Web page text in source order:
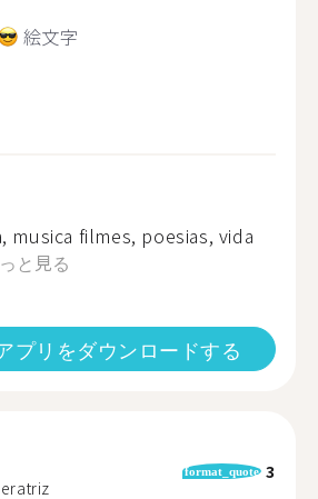
絵文字
musica filmes, poesias, vida
と見る
プリをダウンロードする
format_quote 3